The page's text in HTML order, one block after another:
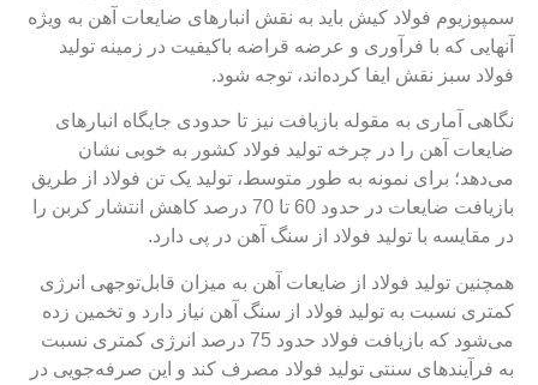
سمپوزیوم فولاد کیش باید به نقش انبارهای ضایعات آهن به ویژه
آنهایی که با فرآوری و عرضه قراضه باکیفیت در زمینه تولید
فولاد سبز نقش ایفا کرده‌اند، توجه شود.
نگاهی آماری به مقوله بازیافت نیز تا حدودی جایگاه انبارهای
ضایعات آهن را در چرخه تولید فولاد کشور به خوبی نشان
می‌دهد؛ برای نمونه به ‌طور متوسط، تولید یک تن فولاد از طریق
بازیافت ضایعات در حدود 60 تا 70 درصد کاهش انتشار کربن را
در مقایسه با تولید فولاد از سنگ آهن در پی دارد.
همچنین تولید فولاد از ضایعات آهن به میزان قابل‌توجهی انرژی
کمتری نسبت به تولید فولاد از سنگ آهن نیاز دارد و تخمین زده
می‌شود که بازیافت فولاد حدود 75 درصد انرژی کمتری نسبت
به فرآیندهای سنتی تولید فولاد مصرف ‌کند و این صرفه‌جویی در